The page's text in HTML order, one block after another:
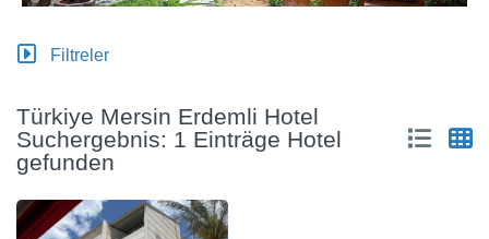
Filtreler
Türkiye Mersin Erdemli Hotel
Suchergebnis: 1 Einträge Hotel
gefunden